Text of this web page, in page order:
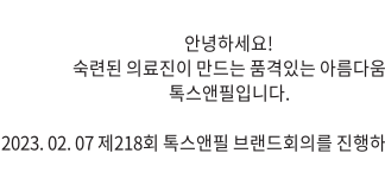
안녕하세요!
숙련된 의료진이 만드는 품격있는 아름다움
톡스앤필입니다.
2023. 02. 07 제218회 톡스앤필 브랜드회의를 진행